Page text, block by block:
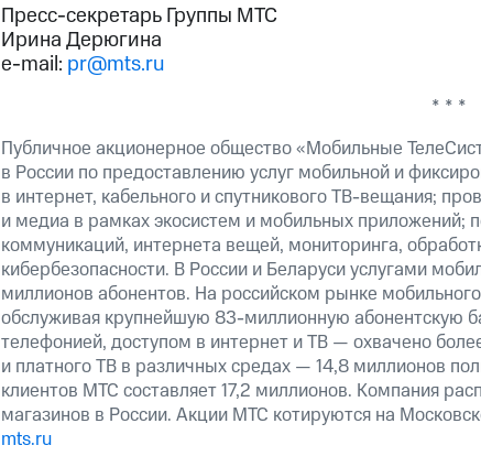
Пресс-секретарь Группы МТС
Ирина Дерюгина
e-mail: pr@mts.ru
* * *
Публичное акционерное общество «Мобильные
в России по предоставлению услуг мобильной и
в интернет, кабельного и спутникового ТВ-вещания;
и медиа в рамках экосистем и мобильных приложений;
коммуникаций, интернета вещей, мониторинга,
кибербезопасности. В России и Беларуси услугами
миллионов абонентов. На российском рынке
обслуживая крупнейшую 83-миллионную абонентскую
телефонией, доступом в интернет и ТВ — охвачено
и платного ТВ в различных средах — 14,8 миллионов
клиентов МТС составляет 17,2 миллионов. Компания
магазинов в России. Акции МТС котируются на
mts.ru